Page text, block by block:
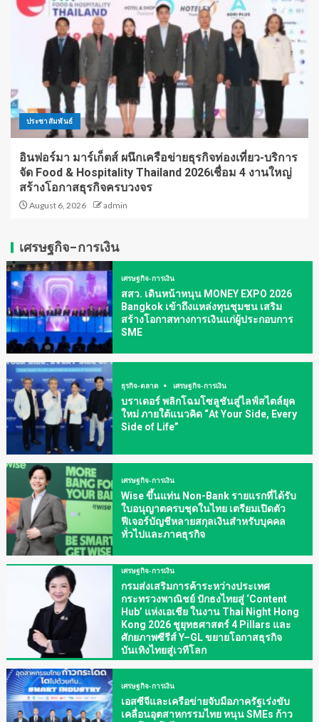
ประชาสัมพันธ์
อินฟอร์มา มาร์เก็ตส์ ผนึกเครือข่ายธุรกิจท่องเที่ยว-บริการ
จัด Food & Hospitality Thailand 2026เชื่อม 4 งานใหญ่
สร้างโอกาสธุรกิจครบวงจร
August 6, 2026 admin
เศรษฐกิจ-การเงิน
เศรษฐกิจ-การเงิน
สสว. เดินหน้าหนุน MONEY EXPO 2026
Bangkok เข้าถึงแหล่งทุนชุมชน เสริม
สร้างโอกาสทางการเงินแก่ผู้ประกอบการ
SME
ธุรกิจ-ตลาด เศรษฐกิจ-การเงิน
บราเดอร์ พลิกโฉมโซลูชันสู่ไลฟ์สไตล์ยุค
ใหม่ ภายใต้แนวคิด “At Your Side, Every
Side of Life”
เศรษฐกิจ-การเงิน
Wise ขึ้นแท่น Non-Bank รายแรกที่ได้รับ
ใบอนุญาตครบชุดในไทย เตรียมเปิดตัว
ฟีเจอร์บัญชีหลายสกุลเงินสำหรับบุคคล
ทั่วไปและภาคธุรกิจ
เศรษฐกิจ-การเงิน
กรมส่งเสริมการค้าระหว่างประเทศ
กระทรวงพาณิชย์ ปักธงไทยสู่ ‘Content
Hub’ แห่งเอเชีย ในงาน Thai Night Hong
Kong 2026 ชูยุทธศาสตร์ 4 Pillars และ
ศักยภาพซีรีส์ Y–GL ขยายโอกาสธุรกิจ
บันเทิงไทยสู่เวทีโลก
เศรษฐกิจ-การเงิน
เอสซีจีและเครือข่ายจับมือภาครัฐเร่งขับ
เคลื่อนอุตสาหกรรมไทย หนุน SMEs ก้าว